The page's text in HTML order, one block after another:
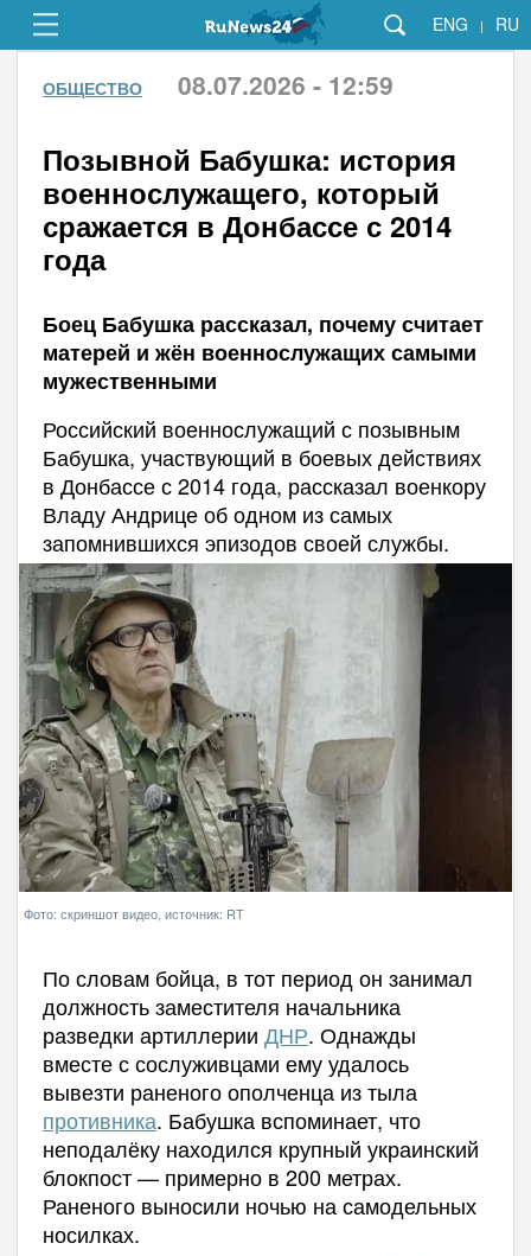
ENG | RU
ОБЩЕСТВО 08.07.2026 - 12:59
Позывной Бабушка: история
военнослужащего, который
сражается в Донбассе с 2014
года
Боец Бабушка рассказал, почему считает
матерей и жён военнослужащих самыми
мужественными
Российский военнослужащий с позывным
Бабушка, участвующий в боевых действиях
в Донбассе с 2014 года, рассказал военкору
Владу Андрице об одном из самых
запомнившихся эпизодов своей службы.
Фото: скриншот видео, источник: RT
По словам бойца, в тот период он занимал
должность заместителя начальника
разведки артиллерии ДНР. Однажды
вместе с сослуживцами ему удалось
вывезти раненого ополченца из тыла
противника. Бабушка вспоминает, что
неподалёку находился крупный украинский
блокпост — примерно в 200 метрах.
Раненого выносили ночью на самодельных
носилках.